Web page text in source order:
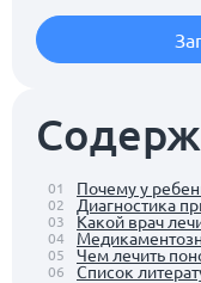
01 Почему у
02 Диагностика
03 Какой врач
04
05 Чем лечить
06 Список